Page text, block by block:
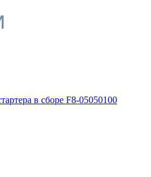
в сборе F8-05050100